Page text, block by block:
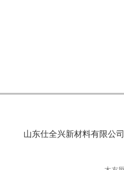
山东仕全兴新材料有限公司